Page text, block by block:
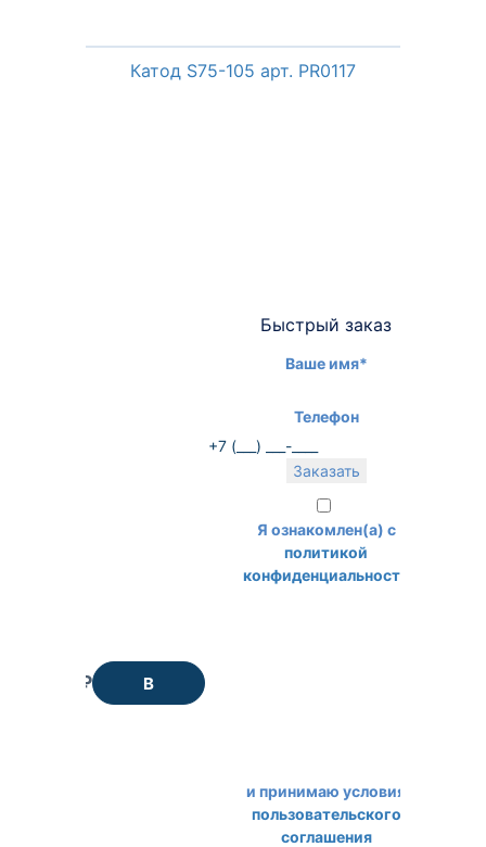
Катод S75-105 арт. PR0117
210 ₽ В
Быстрый заказ
Ваше имя*
Телефон
Я ознакомлен(а) с
политикой
конфиденциальности
и принимаю условия
пользовательского
соглашения